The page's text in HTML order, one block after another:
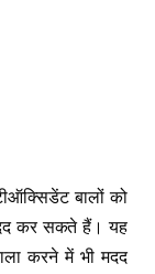
बालों को
कर सकते हैं। यह
करने में भी मदद